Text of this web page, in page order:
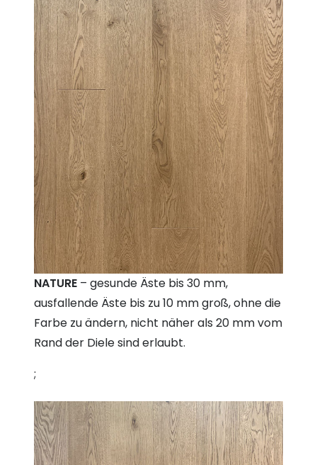
NATURE – gesunde Äste bis 30 mm,
ausfallende Äste bis zu 10 mm groß, ohne die
Farbe zu ändern, nicht näher als 20 mm vom
Rand der Diele sind erlaubt.
;